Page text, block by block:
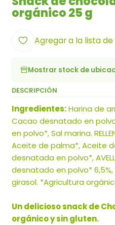
orgánico 25 g
Agregar a la lista
Mostrar stock de
DESCRIPCIÓN
Ingredientes:Harina de
Cacao desnatado en
en polvo*, Sal marina.
Aceite de palma*, Aceite
desnatada en polvo*,
desnatado en polvo*
girasol. *Agricultura
Un delicioso snack de
orgánico y sin gluten.